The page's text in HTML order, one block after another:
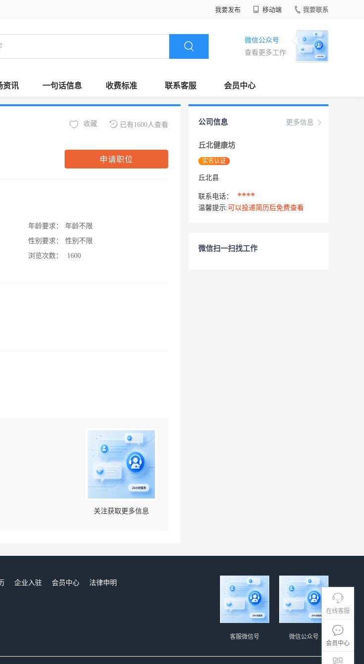
我要发布 移动端 我要联系
微信公众号
查看更多工作
资讯 一句话信息 收费标准 联系客服 会员中心
在线客服
会员中心
已有1600人查看
收藏
申请职位
年龄要求：
年龄不限
性别要求：
性别不限
浏览次数：
1600
关注获取更多信息
更多信息
公司信息
丘北健康坊
实名认证
丘北县
联系电话： ****
温馨提示: 可以投递简历后免费查看
微信扫一扫找工作
企业入驻 会员中心
法律申明
微信公众号
客服微信号